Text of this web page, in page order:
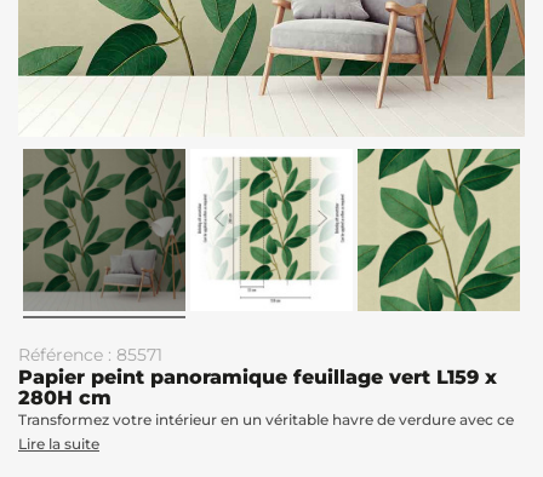
Référence : 85571
Papier peint panoramique feuillage vert L159 x
280H cm
Transformez votre intérieur en un véritable havre de verdure avec ce
Lire la suite